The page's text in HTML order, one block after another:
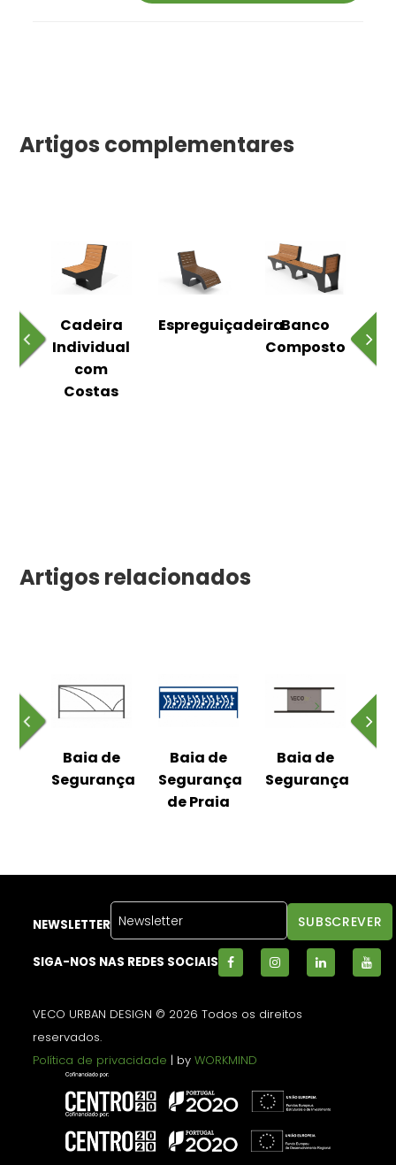
Artigos complementares
Cadeira
Individual
com
Costas
EspreguiçadeiraBanco
Composto
Artigos relacionados
Baia de
Segurança
Baia de
Segurança
de Praia
Baia de
Segurança
NEWSLETTER
SIGA-NOS NAS REDES SOCIAIS
VECO URBAN DESIGN © 2026 Todos os direitos
reservados.
Política de privacidade | byWORKMIND